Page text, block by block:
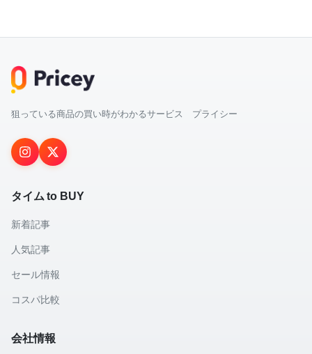
狙っている商品の買い時がわかるサービス プライシー
タイム to BUY
新着記事
人気記事
セール情報
コスパ比較
会社情報